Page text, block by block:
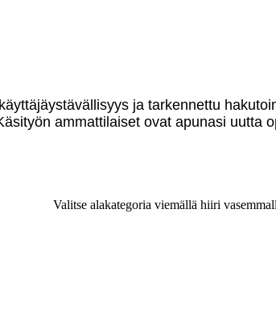
ja tarkennettu
ammattilaiset ovat apunasi uutta
Valitse alakategoria viemällä hiiri